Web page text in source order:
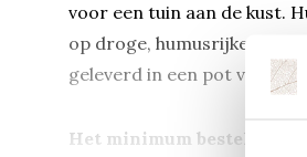
voor een tuin aan de kust.
op droge, humusrijken en
geleverd in een pot van 9*9
Het minimum